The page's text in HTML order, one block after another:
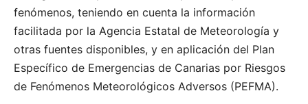
fenómenos, teniendo en cuenta la información
facilitada por la Agencia Estatal de Meteorología y
otras fuentes disponibles, y en aplicación del Plan
Específico de Emergencias de Canarias por Riesgos
de Fenómenos Meteorológicos Adversos (PEFMA).